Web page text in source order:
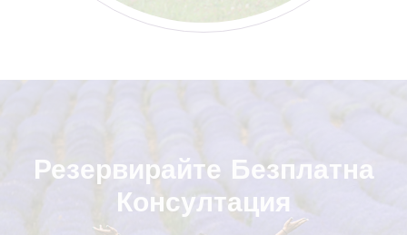
Резервирайте Безплатна
Консултация